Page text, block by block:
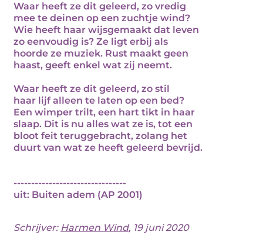
Waar heeft ze dit geleerd, zo vredig
mee te deinen op een zuchtje wind?
Wie heeft haar wijsgemaakt dat leven
zo eenvoudig is? Ze ligt erbij als
hoorde ze muziek. Rust maakt geen
haast, geeft enkel wat zij neemt.
Waar heeft ze dit geleerd, zo stil
haar lijf alleen te laten op een bed?
Een wimper trilt, een hart tikt in haar
slaap. Dit is nu alles wat ze is, tot een
bloot feit teruggebracht, zolang het
duurt van wat ze heeft geleerd bevrijd.
--------------------------------
uit: Buiten adem (AP 2001)
Schrijver: Harmen Wind, 19 juni 2020